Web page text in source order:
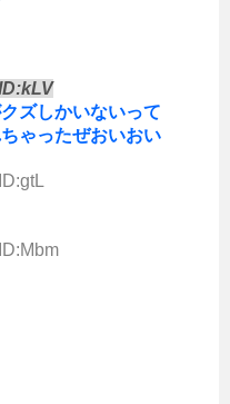
ズしかいないって
ゃったぜおいおい